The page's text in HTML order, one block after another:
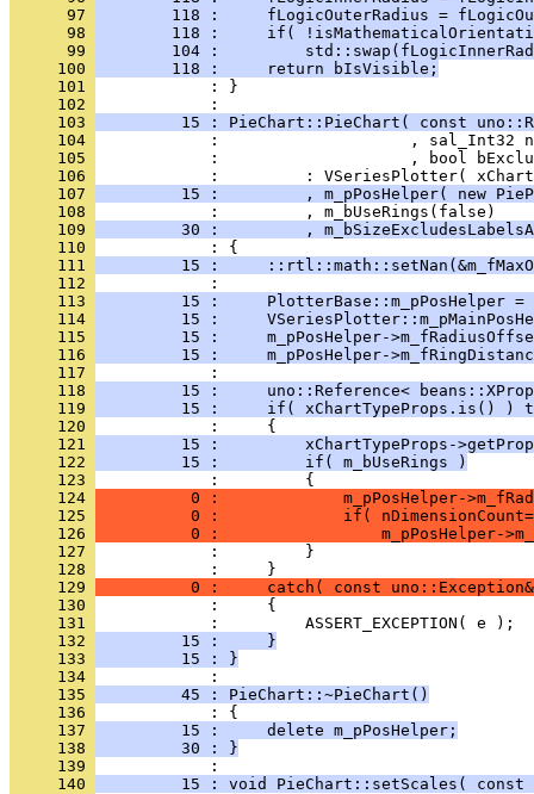
      97
118 :     fLogicOuterRadius =
      98
118 :     if(
      99
104 :
     100
        118 :     return bIsVisible;
     101
            : }
     102
     103
15 : PieChart::PieChart( const
     104
     105
     106
     107
15 :         , m_pPosHelper( new
     108
     109
30 :         ,
     110
     111
15 :
     112
     113
15 :     PlotterBase::m_pPosHelper =
     114
15 :
     115
15 :     m_pPosHelper-
     116
15 :     m_pPosHelper-
     117
     118
15 :     uno::Reference<
     119
15 :     if( xChartTypeProps.is() )
     120
     121
15 :         xChartTypeProps-
     122
         15 :         if( m_bUseRings )
     123
     124
0 :             m_pPosHelper-
     125
0 :             if(
     126
0 :                 m_pPosHelper-
     127
     128
     129
0 :     catch( const
     130
     131
     132
         15 :     }
     133
         15 : }
     134
     135
         45 : PieChart::~PieChart()
     136
     137
         15 :     delete m_pPosHelper;
     138
         30 : }
     139
     140
15 : void PieChart::setScales(